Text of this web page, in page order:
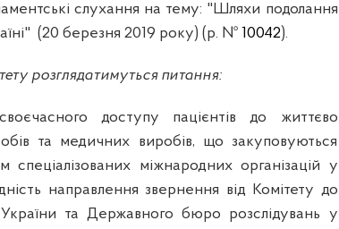
слухання на тему: "Шляхи подолання
(20 березня 2019 року) (р. № 10042).
розглядатимуться питання:
доступу пацієнтів до життєво
та медичних виробів, що закуповуються
міжнародних організацій у
направлення звернення від Комітету до
та Державного бюро розслідувань у